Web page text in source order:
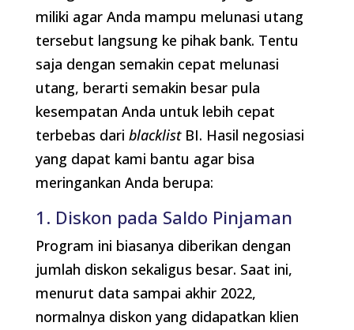
miliki agar Anda mampu melunasi utang
tersebut langsung ke pihak bank. Tentu
saja dengan semakin cepat melunasi
utang, berarti semakin besar pula
kesempatan Anda untuk lebih cepat
terbebas dari blacklist BI. Hasil negosiasi
yang dapat kami bantu agar bisa
meringankan Anda berupa:
1. Diskon pada Saldo Pinjaman
Program ini biasanya diberikan dengan
jumlah diskon sekaligus besar. Saat ini,
menurut data sampai akhir 2022,
normalnya diskon yang didapatkan klien